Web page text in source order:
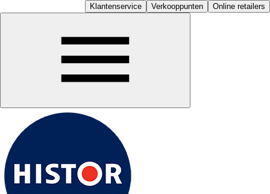
Klantenservice Verkooppunten Online retailers